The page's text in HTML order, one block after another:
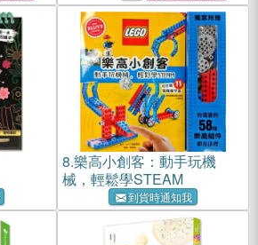
8.樂高小創客：動手玩機
械，輕鬆學STEAM
到貨時通知我